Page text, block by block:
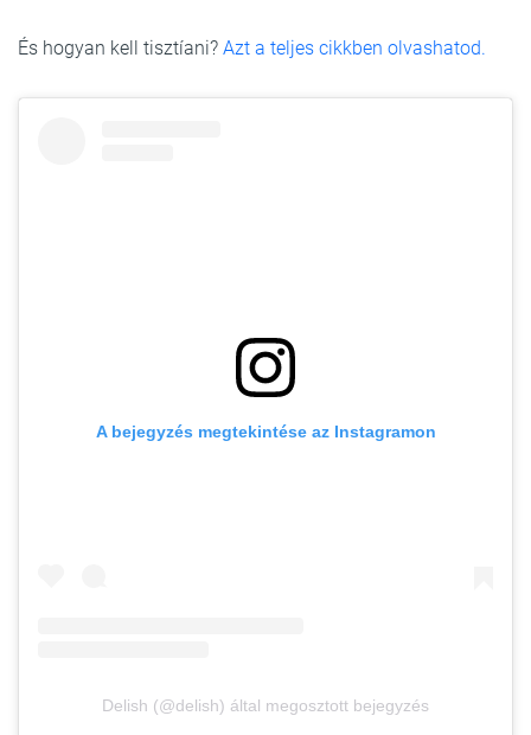
És hogyan kell tisztíani? Azt a teljes cikkben olvashatod.
A bejegyzés megtekintése az Instagramon
Delish (@delish) által megosztott bejegyzés